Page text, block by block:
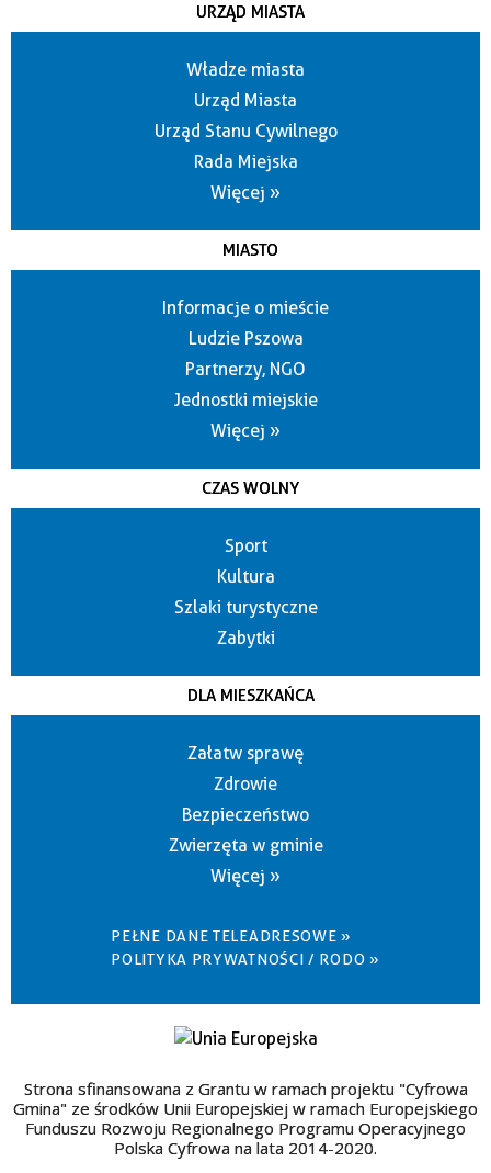
URZĄD MIASTA
Władze miasta
Urząd Miasta
Urząd Stanu Cywilnego
Rada Miejska
Więcej »
MIASTO
Informacje o mieście
Ludzie Pszowa
Partnerzy, NGO
Jednostki miejskie
Więcej »
CZAS WOLNY
Sport
Kultura
Szlaki turystyczne
Zabytki
DLA MIESZKAŃCA
Załatw sprawę
Zdrowie
Bezpieczeństwo
Zwierzęta w gminie
Więcej »
PEŁNE DANE TELEADRESOWE »
POLITYKA PRYWATNOŚCI / RODO »
Strona sfinansowana z Grantu w ramach projektu "Cyfrowa
Gmina" ze środków Unii Europejskiej w ramach Europejskiego
Funduszu Rozwoju Regionalnego Programu Operacyjnego
Polska Cyfrowa na lata 2014-2020.